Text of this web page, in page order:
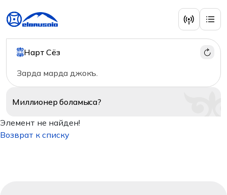
Нарт Сёз
Зарда марда джокъ.
Миллионерболамыса?
Элемент не найден!
Возврат к списку